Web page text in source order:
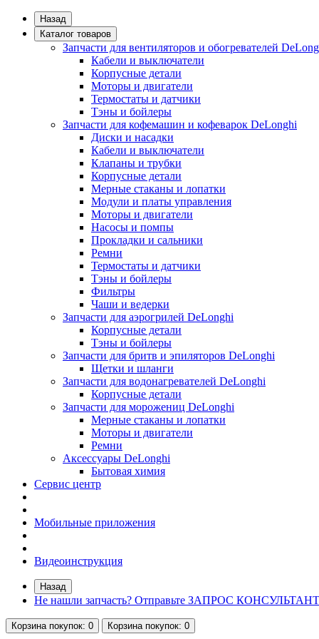
Назад
Каталог товаров
Запчасти для вентиляторов и обогревателей
Кабели и выключатели
Корпусные детали
Моторы и двигатели
Термостаты и датчики
Тэны и бойлеры
Запчасти для кофемашин и кофеварок DeLonghi
Диски и насадки
Кабели и выключатели
Клапаны и трубки
Корпусные детали
Мерные стаканы и лопатки
Модули и платы управления
Моторы и двигатели
Насосы и помпы
Прокладки и сальники
Ремни
Термостаты и датчики
Тэны и бойлеры
Фильтры
Чаши и ведерки
Запчасти для аэрогрилей DeLonghi
Корпусные детали
Тэны и бойлеры
Запчасти для бритв и эпиляторов DeLonghi
Щетки и шланги
Запчасти для водонагревателей DeLonghi
Корпусные детали
Запчасти для морожениц DeLonghi
Мерные стаканы и лопатки
Моторы и двигатели
Ремни
Аксессуары DeLonghi
Бытовая химия
Сервис центр
Мобильные приложения
Видеоинструкция
Назад
Не нашли запчасть? Отправьте ЗАПРОС
Корзинапокупок: 0 Корзинапокупок: 0